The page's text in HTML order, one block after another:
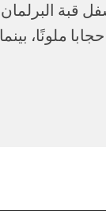
قبة البرلمان
ملونًا، بينما